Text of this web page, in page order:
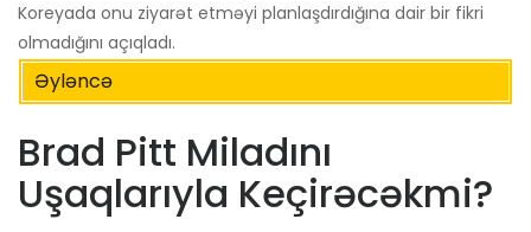
Koreyada onu ziyarət etməyi planlaşdırdığına dair bir fikri
olmadığını açıqladı.
Əyləncə
Brad Pitt Miladını
Uşaqlarıyla Keçirəcəkmi?